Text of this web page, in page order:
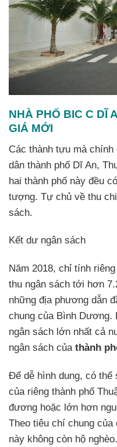
NHÀ PHỐ BIC C DĨ
GIÁ MỚI
Các thành tựu mà
dân thành phố Dĩ An,
hai thành phố này đều
tượng. Tự chủ về thu
sách.
Kết dư ngân sách
Năm 2018, chỉ tính riêng
thu ngân sách tới hơn
những địa phương dẫn
chung của Bình Dương.
ngân sách lớn nhất cả
ngân sách của thành
Để dễ hình dung, có thể
của riêng thành phố
đương hoặc lớn hơn
Theo tiêu chí chung
này không còn hộ nghèo.